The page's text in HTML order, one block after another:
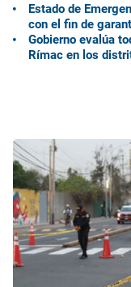
Estado de
con el fin de
Gobierno evalúa
Rímac en los